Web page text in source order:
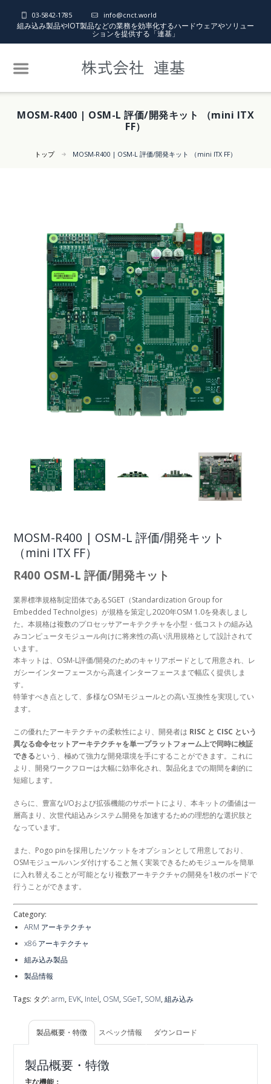
03-5842-1785 info@cnct.world
組み込み製品やIOT製品などの業務を効率化するハードウェアやソリュー
ションを提供する「連基」
MOSM-R400 | OSM-L 評価/開発キット （mini ITX
FF）
トップ MOSM-R400 | OSM-L 評価/開発キット （mini ITX FF）
MOSM-R400 | OSM-L 評価/開発キット
（mini ITX FF）
R400 OSM-L 評価/開発キット
業界標準規格制定団体であるSGET（Standardization Group for
Embedded Technolgies）が規格を策定し2020年OSM 1.0を発表しまし
た。本規格は複数のプロセッサアーキテクチャを小型・低コストの組み込
みコンピュータモジュール向けに将来性の高い汎用規格として設計されて
います。
本キットは、OSM-L評価/開発のためのキャリアボードとして用意され、レ
ガシーインターフェースから高速インターフェースまで幅広く提供しま
す。
特筆すべき点として、多様なOSMモジュールとの高い互換性を実現してい
ます。
この優れたアーキテクチャの柔軟性により、開発者は RISC と CISC という
異なる命令セットアーキテクチャを単一プラットフォーム上で同時に検証
できるという、極めて強力な開発環境を手にすることができます。これに
より、開発ワークフローは大幅に効率化され、製品化までの期間を劇的に
短縮します。
さらに、豊富なI/Oおよび拡張機能のサポートにより、本キットの価値は一
層高まり、次世代組込みシステム開発を加速するための理想的な選択肢と
なっています。
また、Pogo pinを採用したソケットをオプションとして用意しており、
OSMモジュールハンダ付けすること無く実装できるためモジュールを簡単
に入れ替えることが可能となり複数アーキテクチャの開発を1枚のボードで
行うことができます。
Category:
ARM アーキテクチャ
x86 アーキテクチャ
組み込み製品
製品情報
Tags: タグ:arm, EVK, Intel, OSM, SGeT, SOM,組み込み
製品概要・特徴 スペック情報 ダウンロード
製品概要・特徴